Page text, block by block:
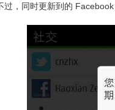
过，同时更新到的